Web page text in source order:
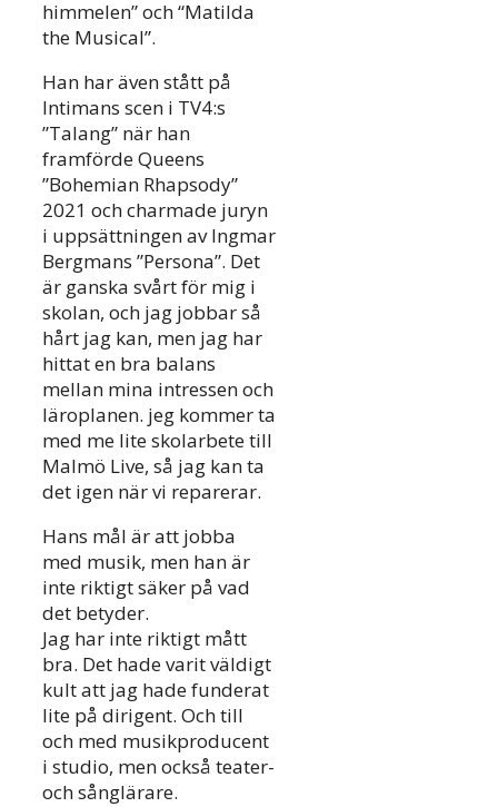
himmelen” och “Matilda
the Musical”.
Han har även stått på
Intimans scen i TV4:s
”Talang” när han
framförde Queens
”Bohemian Rhapsody”
2021 och charmade juryn
i uppsättningen av Ingmar
Bergmans ”Persona”. Det
är ganska svårt för mig i
skolan, och jag jobbar så
hårt jag kan, men jag har
hittat en bra balans
mellan mina intressen och
läroplanen. jeg kommer ta
med me lite skolarbete till
Malmö Live, så jag kan ta
det igen när vi reparerar.
Hans mål är att jobba
med musik, men han är
inte riktigt säker på vad
det betyder.
Jag har inte riktigt mått
bra. Det hade varit väldigt
kult att jag hade funderat
lite på dirigent. Och till
och med musikproducent
i studio, men också teater-
och sånglärare.